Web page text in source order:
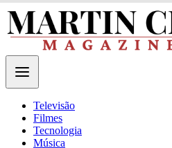
Televisão
Filmes
Tecnologia
Música